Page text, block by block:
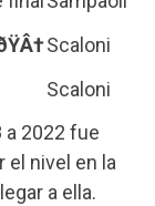
Scaloni
Scaloni
a 2022 fue
el nivel en la
a ella.